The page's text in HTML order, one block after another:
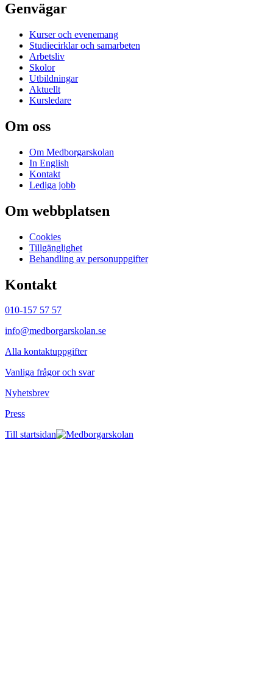
Genvägar
Kurser och evenemang
Studiecirklar och samarbeten
Arbetsliv
Skolor
Utbildningar
Aktuellt
Kursledare
Om oss
Om Medborgarskolan
In English
Kontakt
Lediga jobb
Om webbplatsen
Cookies
Tillgänglighet
Behandling av personuppgifter
Kontakt
010-157 57 57
info@medborgarskolan.se
Alla kontaktuppgifter
Vanliga frågor och svar
Nyhetsbrev
Press
Till startsidan